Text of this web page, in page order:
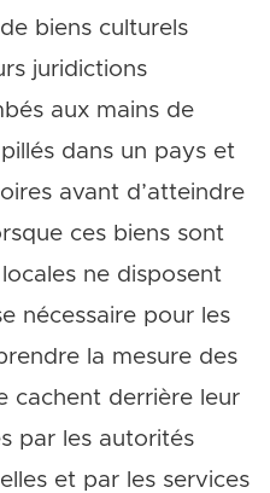
biens culturels
juridictions
aux mains de
dans un pays et
avant d’atteindre
ces biens sont
ne disposent
nécessaire pour les
la mesure des
cachent derrière leur
par les autorités
et par les services